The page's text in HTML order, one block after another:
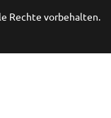
Rechte vorbehalten.